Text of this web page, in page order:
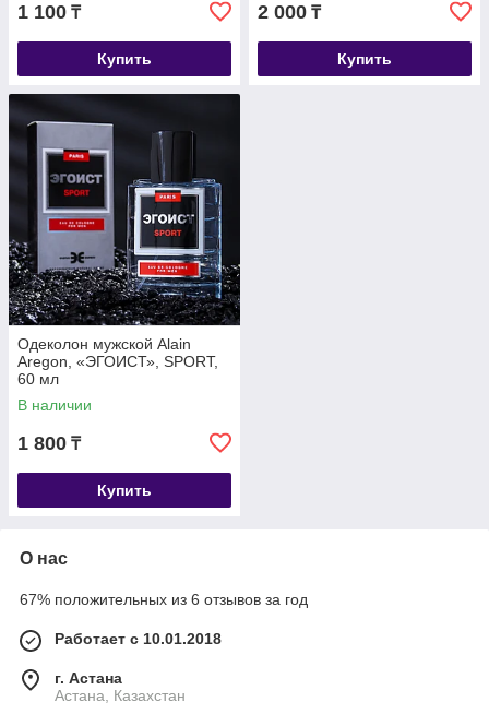
1 100 ₸
Купить
2 000 ₸
Купить
Одеколон мужской Alain
Aregon, «ЭГОИСТ», SPORT,
60 мл
В наличии
1 800 ₸
Купить
О нас
67% положительных из 6 отзывов за год
Работает с 10.01.2018
г. Астана
Астана, Казахстан